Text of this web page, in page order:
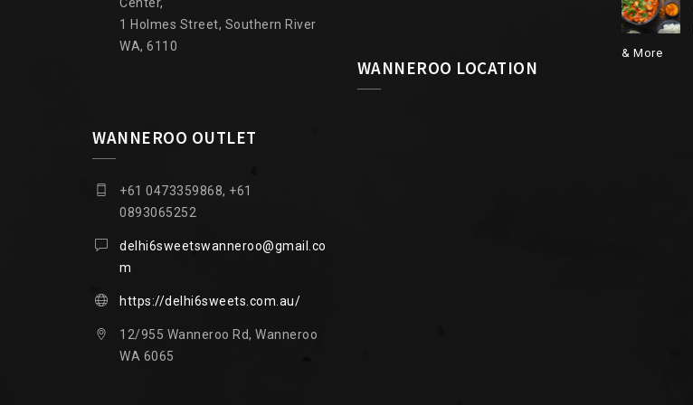
1 Holmes Street, Southern River
WA, 6110
WANNEROO OUTLET
+61 0473359868, +61
0893065252
delhi6sweetswanneroo@gmail.co
m
https://delhi6sweets.com.au/
12/955 Wanneroo Rd, Wanneroo
WA 6065
WANNEROO LOCATION
& More